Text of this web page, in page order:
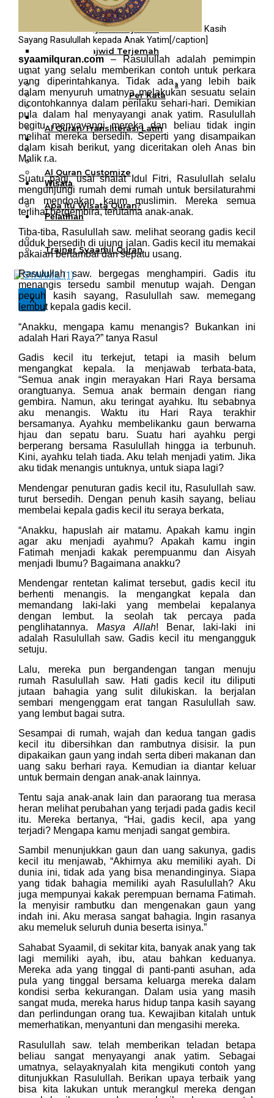
Al Quran Tajwid Terjemah
Bukhara A6
Al Quran Tajwid Terjemah
Bukhara A5
Al Quran Tajwid Terjemah
Bukhara B5
Al Quran Spesial Wanita
Al Quran Spesial Wanita Azalia
Al Quran Terjemah Per Kata
Al Quran Tilawah
Mushaf Tilawah Quba
Al Quran Transliterasi Latin
Kemitraan
Rumah Syaamil
Wholesale & Retail
Al Quran Customize
Wisata
Quran
Apa itu Wisata Quran?
Pelatihan
Kequranan
Apa itu Pelatihan Quran?
Trainer Syaamil Quran
X
Kasih
Sayang Rasulullah kepada Anak Yatim[/caption]
syaamilquran.com – Rasulullah adalah pemimpin
umat yang selalu memberikan contoh untuk perkara
yang diperintahkanya. Tidak ada yang lebih baik
dalam menyuruh umatnya melakukan sesuatu selain
dicontohkannya dalam perilaku sehari-hari. Demikian
pula dalam hal menyayangi anak yatim. Rasulullah
begitu menyayangi mereka dan beliau tidak ingin
melihat mereka bersedih. Seperti yang disampaikan
dalam kisah berikut, yang diceritakan oleh Anas bin
Malik r.a.
Suatu pagi, usai shalat Idul Fitri, Rasulullah selalu
mengunjungi rumah demi rumah untuk bersilaturahmi
dan mendoakan kaum muslimin. Mereka semua
terlihat bergembira, terutama anak-anak.
Tiba-tiba, Rasulullah saw. melihat seorang gadis kecil
duduk bersedih di ujung jalan. Gadis kecil itu memakai
pakaian bertambal dan sepatu usang.
Rasulullah saw. bergegas menghampiri. Gadis itu
menangis tersedu sambil menutup wajah. Dengan
penuh kasih sayang, Rasulullah saw. memegang
lembut kepala gadis kecil.
“Anakku, mengapa kamu menangis? Bukankan ini
adalah Hari Raya?” tanya Rasul
Gadis kecil itu terkejut, tetapi ia masih belum
mengangkat kepala. Ia menjawab terbata-bata,
“Semua anak ingin merayakan Hari Raya bersama
orangtuanya. Semua anak bermain dengan riang
gembira. Namun, aku teringat ayahku. Itu sebabnya
aku menangis. Waktu itu Hari Raya terakhir
bersamanya. Ayahku membelikanku gaun berwarna
hjau dan sepatu baru. Suatu hari ayahku pergi
berperang bersama Rasulullah hingga ia terbunuh.
Kini, ayahku telah tiada. Aku telah menjadi yatim. Jika
aku tidak menangis untuknya, untuk siapa lagi?
Mendengar penuturan gadis kecil itu, Rasulullah saw.
turut bersedih. Dengan penuh kasih sayang, beliau
membelai kepala gadis kecil itu seraya berkata,
“Anakku, hapuslah air matamu. Apakah kamu ingin
agar aku menjadi ayahmu? Apakah kamu ingin
Fatimah menjadi kakak perempuanmu dan Aisyah
menjadi Ibumu? Bagaimana anakku?
Mendengar rentetan kalimat tersebut, gadis kecil itu
berhenti menangis. Ia mengangkat kepala dan
memandang laki-laki yang membelai kepalanya
dengan lembut. Ia seolah tak percaya pada
penglihatannya.Masya Allah! Benar, laki-laki ini
adalah Rasulullah saw. Gadis kecil itu mengangguk
setuju.
Lalu, mereka pun bergandengan tangan menuju
rumah Rasulullah saw. Hati gadis kecil itu diliputi
jutaan bahagia yang sulit dilukiskan. Ia berjalan
sembari mengenggam erat tangan Rasulullah saw.
yang lembut bagai sutra.
Sesampai di rumah, wajah dan kedua tangan gadis
kecil itu dibersihkan dan rambutnya disisir. Ia pun
dipakaikan gaun yang indah serta diberi makanan dan
uang saku berhari raya. Kemudian ia diantar keluar
untuk bermain dengan anak-anak lainnya.
Tentu saja anak-anak lain dan paraorang tua merasa
heran melihat perubahan yang terjadi pada gadis kecil
itu. Mereka bertanya, “Hai, gadis kecil, apa yang
terjadi? Mengapa kamu menjadi sangat gembira.
Sambil menunjukkan gaun dan uang sakunya, gadis
kecil itu menjawab, “Akhirnya aku memiliki ayah. Di
dunia ini, tidak ada yang bisa menandinginya. Siapa
yang tidak bahagia memiliki ayah Rasulullah? Aku
juga mempunyai kakak perempuan bernama Fatimah.
Ia menyisir rambutku dan mengenakan gaun yang
indah ini. Aku merasa sangat bahagia. Ingin rasanya
aku memeluk seluruh dunia beserta isinya.”
Sahabat Syaamil, di sekitar kita, banyak anak yang tak
lagi memiliki ayah, ibu, atau bahkan keduanya.
Mereka ada yang tinggal di panti-panti asuhan, ada
pula yang tinggal bersama keluarga mereka dalam
kondisi serba kekurangan. Dalam usia yang masih
sangat muda, mereka harus hidup tanpa kasih sayang
dan perlindungan orang tua. Kewajiban kitalah untuk
memerhatikan, menyantuni dan mengasihi mereka.
Rasulullah saw. telah memberikan teladan betapa
beliau sangat menyayangi anak yatim. Sebagai
umatnya, selayaknyalah kita mengikuti contoh yang
ditunjukkan Rasulullah. Berikan upaya terbaik yang
bisa kita lakukan untuk merangkul mereka dengan